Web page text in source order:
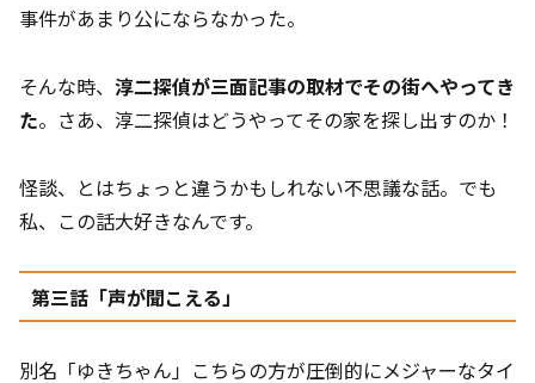
事件があまり公にならなかった。
そんな時、 淳二探偵が三面記事の取材でその街へやってき
た。さあ、淳二探偵はどうやってその家を探し出すのか！
怪談、とはちょっと違うかもしれない不思議な話。でも
私、この話大好きなんです。
第三話「声が聞こえる」
別名「ゆきちゃん」こちらの方が圧倒的にメジャーなタイ